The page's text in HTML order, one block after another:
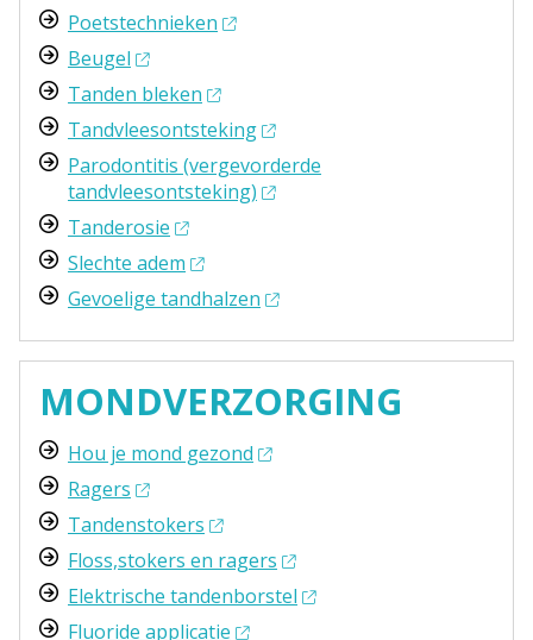
Poetstechnieken
Beugel
Tanden bleken
Tandvleesontsteking
Parodontitis (vergevorderde
tandvleesontsteking)
Tanderosie
Slechte adem
Gevoelige tandhalzen
MONDVERZORGING
Hou je mond gezond
Ragers
Tandenstokers
Floss,stokers en ragers
Elektrische tandenborstel
Fluoride applicatie